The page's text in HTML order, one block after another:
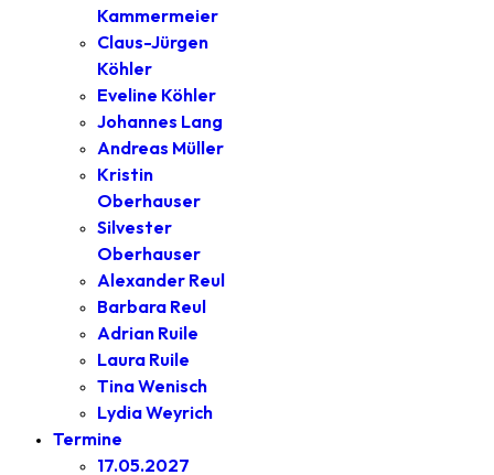
Kammermeier
Claus-Jürgen
Köhler
Eveline Köhler
Johannes Lang
Andreas Müller
Kristin
Oberhauser
Silvester
Oberhauser
Alexander Reul
Barbara Reul
Adrian Ruile
Laura Ruile
Tina Wenisch
Lydia Weyrich
Termine
17.05.2027